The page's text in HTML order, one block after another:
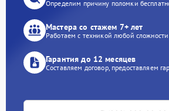
Определим причину поломки
Мастера со стажем 7+ лет
Работаем с техникой любой сложности
Гарантия до 12 месяцев
Составляем договор, предоставляем